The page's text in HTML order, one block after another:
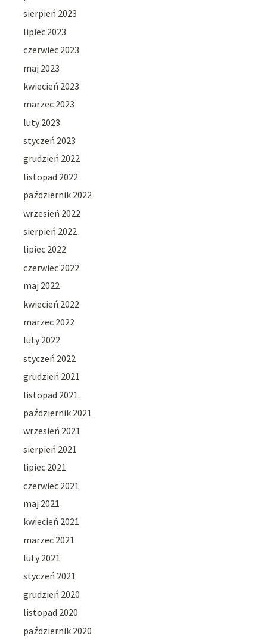
sierpień 2023
lipiec 2023
czerwiec 2023
maj 2023
kwiecień 2023
marzec 2023
luty 2023
styczeń 2023
grudzień 2022
listopad 2022
październik 2022
wrzesień 2022
sierpień 2022
lipiec 2022
czerwiec 2022
maj 2022
kwiecień 2022
marzec 2022
luty 2022
styczeń 2022
grudzień 2021
listopad 2021
październik 2021
wrzesień 2021
sierpień 2021
lipiec 2021
czerwiec 2021
maj 2021
kwiecień 2021
marzec 2021
luty 2021
styczeń 2021
grudzień 2020
listopad 2020
październik 2020